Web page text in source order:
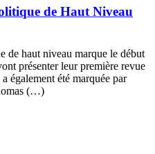
de Haut Niveau
de haut niveau marque le début
présenter leur première revue
également été marquée par
(…)